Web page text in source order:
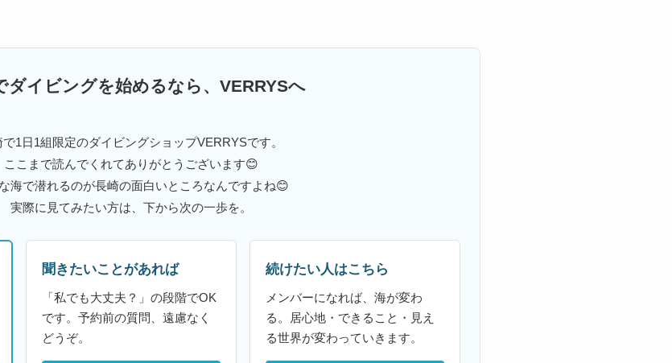
ダイビングを始めるなら、VERRYSへ
で1日1組限定のダイビングショップVERRYSです。
ここまで読んでくれてありがとうございます😊
海で潜れるのが長崎の面白いところなんですよね😊
実際に見てみたい方は、下から次の一歩を。
聞きたいことがあれば
「私でも大丈夫？」の段階でOK
です。予約前の質問、遠慮なく
どうぞ。
続けたい人はこちら
メンバーになれば、海が変わ
る。居心地・できること・見え
る世界が変わっていきます。